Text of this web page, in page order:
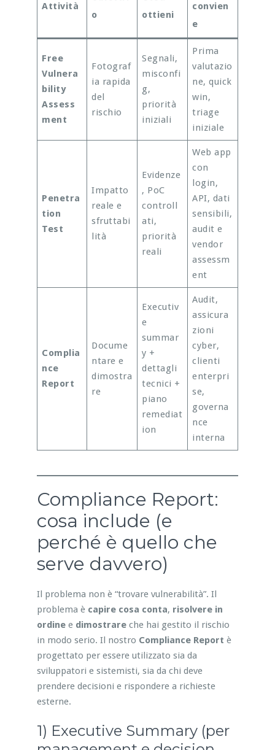
Attività
o
ottieni
convien
e
Free
Vulnera
bility
Assess
ment
Fotograf
ia rapida
del
rischio
Segnali,
misconfi
g,
priorità
iniziali
Prima
valutazio
ne, quick
win,
triage
iniziale
Penetra
tion
Test
Impatto
reale e
sfruttabi
lità
Evidenze
, PoC
controll
ati,
priorità
reali
Web app
con
login,
API, dati
sensibili,
audit e
vendor
assessm
ent
Complia
nce
Report
Docume
ntare e
dimostra
re
Executiv
e
summar
y +
dettagli
tecnici +
piano
remediat
ion
Audit,
assicura
zioni
cyber,
clienti
enterpri
se,
governa
nce
interna
Compliance Report:
cosa include (e
perché è quello che
serve davvero)
Il problema non è “trovare vulnerabilità”. Il
problema è capire cosa conta, risolvere in
ordinee dimostrareche hai gestito il rischio
in modo serio. Il nostro Compliance Report è
progettato per essere utilizzato sia da
sviluppatori e sistemisti, sia da chi deve
prendere decisioni e rispondere a richieste
esterne.
1) Executive Summary (per